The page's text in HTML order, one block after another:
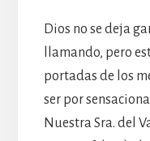
Dios no se deja
llamando, pero
portadas de los
ser por
Nuestra Sra. del